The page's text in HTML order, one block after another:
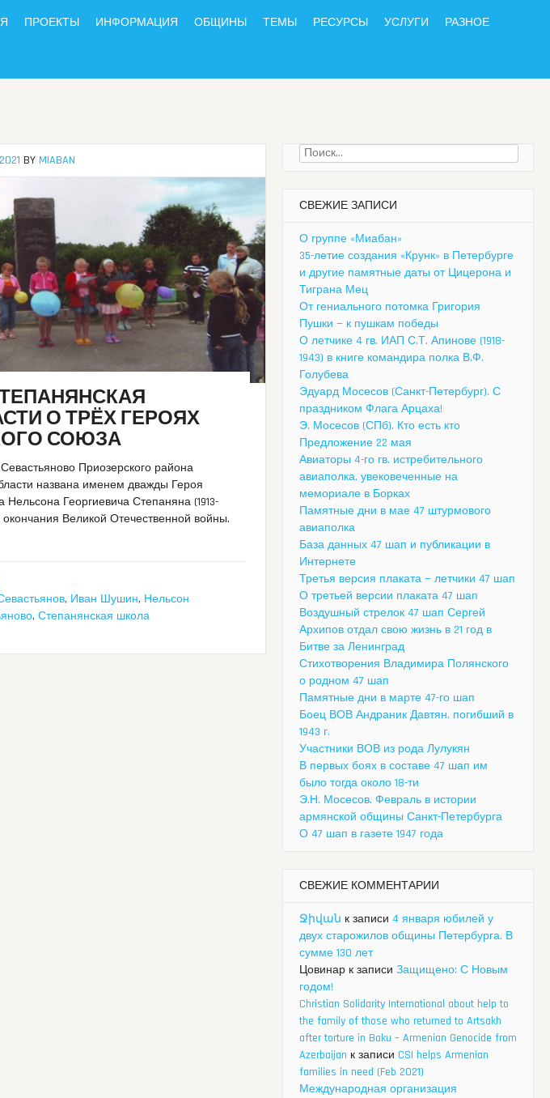
ПРОЕКТЫ ИНФОРМАЦИЯ ОБЩИНЫ ТЕМЫ РЕСУРСЫ УСЛУГИ РАЗНОЕ
BY MIABAN
О ТРЁХ ГЕРОЯХ
СОЮЗА
Приозерского района
названа именем дважды Героя
Нельсона Георгиевича Степаняна (1913-
окончания Великой Отечественной войны.
, Иван Шушин, Нельсон
, Степанянская школа
Найти:
СВЕЖИЕ ЗАПИСИ
О группе «Миабан»
35-летие создания «Крунк» в Петербурге
и другие памятные даты от Цицерона и
Тиграна Мец
От гениального потомка Григория
Пушки — к пушкам победы
О летчике 4 гв. ИАП С.Т. Апинове (1918-
1943) в книге командира полка В.Ф.
Голубева
Эдуард Мосесов (Санкт-Петербург). С
праздником Флага Арцаха!
Э. Мосесов (СПб). Кто есть кто
Предложение 22 мая
Авиаторы 4-го гв. истребительного
авиаполка, увековеченные на
мемориале в Борках
Памятные дни в мае 47 штурмового
авиаполка
База данных 47 шап и публикации в
Интернете
Третья версия плаката — летчики 47 шап
О третьей версии плаката 47 шап
Воздушный стрелок 47 шап Сергей
Архипов отдал свою жизнь в 21 год в
Битве за Ленинград
Стихотворения Владимира Полянского
о родном 47 шап
Памятные дни в марте 47-го шап
Боец ВОВ Андраник Давтян, погибший в
1943 г.
Участники ВОВ из рода Лулукян
В первых боях в составе 47 шап им
было тогда около 18-ти
Э.Н. Мосесов. Февраль в истории
армянской общины Санкт-Петербурга
О 47 шап в газете 1947 года
СВЕЖИЕ КОММЕНТАРИИ
Ջիվան к записи 4 января юбилей у
двух старожилов общины Петербурга. В
сумме 130 лет
Цовинар к записи Защищено: С Новым
годом!
Christian Solidarity International about help to
the family of those who returned to Artsakh
after torture in Baku – Armenian Genocide from
Azerbaijan к записи CSI helps Armenian
families in need (Feb 2021)
Международная организация